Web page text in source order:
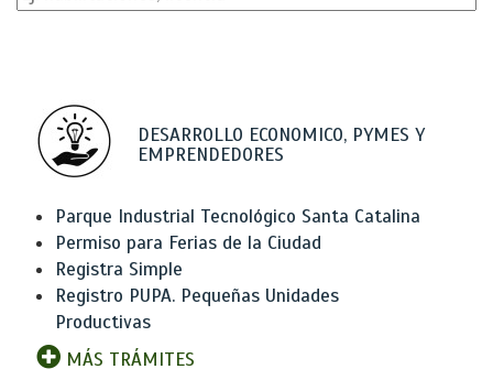
DESARROLLO ECONOMICO, PYMES Y
EMPRENDEDORES
Parque Industrial Tecnológico Santa Catalina
Permiso para Ferias de la Ciudad
Registra Simple
Registro PUPA. Pequeñas Unidades
Productivas
MÁS TRÁMITES